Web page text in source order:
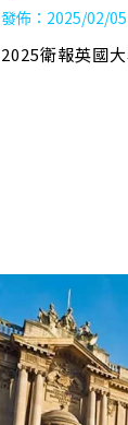
發佈：2025/02/05
2025衛報英國